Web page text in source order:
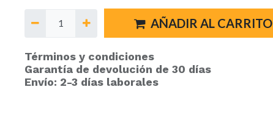
AÑADIR AL CARRITO
Términos y condiciones
Garantía de devolución de 30 días
Envío: 2-3 días laborales